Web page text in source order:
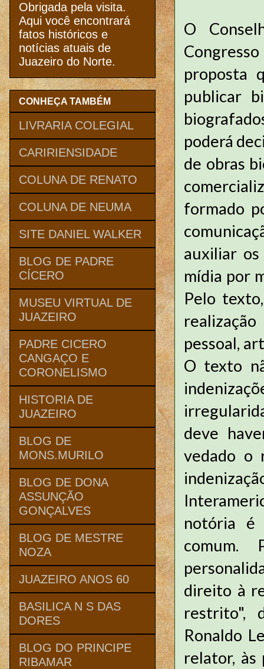
O
proposta
publicar
poderá
de obras
formado
auxiliar
mídia por
Pelo
pessoal,
O texto
deve
vedado o
notória é
comum.
direito à
restrito",
Ronaldo
relator, às
Obrigada pela visita.
Aqui você encontrará
fatos históricos e
notícias atuais de
Juazeiro do Norte.
CONHEÇA TAMBÉM
LIVRARIA COLEGIAL
CARIRIENSIDADE
COLUNA DE RENATO
COLUNA DE NEUMA
SITE DANIEL WALKER
BLOG DE PADRE
CÍCERO
MUSEU VIRTUAL DE
JUAZEIRO
PADRE CICERO
CANGAÇO E
CORONELISMO
HISTORIA DE
JUAZEIRO
BLOG DE
MONS.MURILO
BLOG DE DONA
ASSUNÇÃO
GONÇALVES
BLOG DE MESTRE
NOZA
JUAZEIRO ANOS 60
BASILICA N S DAS
DORES
BLOG DO PRINCIPE
RIBAMAR